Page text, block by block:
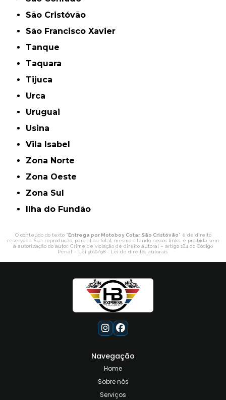
São Cristóvão
São Francisco Xavier
Tanque
Taquara
Tijuca
Urca
Uruguai
Usina
Vila Isabel
Zona Norte
Zona Oeste
Zona Sul
ilha do Fundão
O conteúdo do texto "Entrega por Motoboy Cotar São Cristóvão" é de direito
reservado. Sua reprodução, parcial ou total, mesmo citando nossos links, é proibida sem
a autorização do autor. Crime de violação de direito autoral – artigo 184 do Código
Penal – Lei 9610/98 - Lei de direitos autorais
Navegação
Home
Sobre nós
Serviços